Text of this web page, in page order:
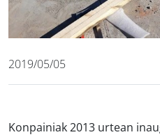
2019/05/05
Konpainiak 2013 urtean